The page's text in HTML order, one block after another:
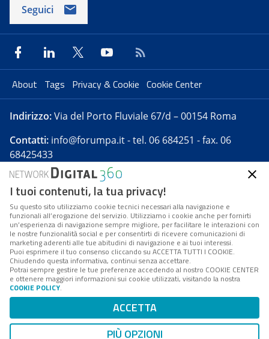
Seguici
About Tags Privacy & Cookie Cookie Center
Indirizzo:Via del Porto Fluviale 67/d – 00154 Roma
Contatti: info@forumpa.it- tel. 06 684251 - fax. 06
68425433
Forumpa.itè una pubblicazione telematica iscritta
presso Registro della stampa del Tribunale di Roma -
Reg. n. 182 del 2 maggio 2008 - Direttore resp. Michela
Stentella
FPA s.r.l. è società soggetta a Direzione e
Coordinamento da parte di Digital360 S.p.A. - FPA s.r.l.
è un'azienda certificata per il sistema di management
Codice Fiscale/Partita IVA n. 10693191008 - R.E.A. Roma
n. 1249791. ISP AWS
Mappa del sito
I tuoi contenuti, la tua privacy!
Su questo sito utilizziamo cookie tecnici necessari alla navigazione e
funzionali all’erogazione del servizio. Utilizziamo i cookie anche per fornirti
un’esperienza di navigazione sempre migliore, per facilitare le interazioni con
le nostre funzionalità social e per consentirti di ricevere comunicazioni di
marketing aderenti alle tue abitudini di navigazione e ai tuoi interessi.
Puoi esprimere il tuo consenso cliccando su ACCETTA TUTTI I COOKIE.
Chiudendo questa informativa, continui senza accettare.
Potrai sempre gestire le tue preferenze accedendo al nostro COOKIE CENTER
e ottenere maggiori informazioni sui cookie utilizzati, visitando la nostra
COOKIE POLICY.
ACCETTA
PIÙ OPZIONI